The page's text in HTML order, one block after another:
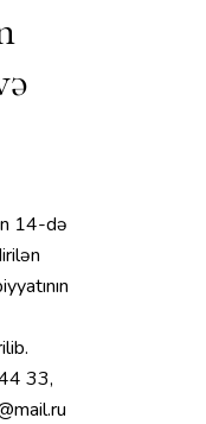
14-də
33,